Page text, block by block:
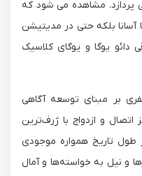
پردازد. مشاهده می شود که
آسانا بلکه حتی در مدیتیشن
دائو یوگا و یوگای کلاسیک
بر مبنای توسعه آگاهی
و ازدواج با ژرف‌ترین
تاریخ همواره موجودی
و نیل به خواسته‌ها و آمال